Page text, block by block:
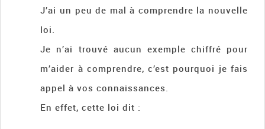
J’ai un peu de mal à comprendre la nouvelle
loi.
Je n’ai trouvé aucun exemple chiffré pour
m’aider à comprendre, c’est pourquoi je fais
appel à vos connaissances.
En effet, cette loi dit :